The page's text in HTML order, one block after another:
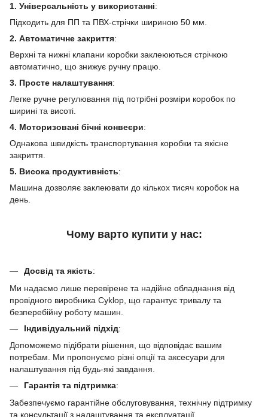
1. Універсальність у використанні:
Підходить для ПП та ПВХ-стрічки шириною 50 мм.
2. Автоматичне закриття:
Верхні та нижні клапани коробки заклеюються стрічкою
автоматично, що знижує ручну працю.
3. Просте налаштування:
Легке ручне регулювання під потрібні розміри коробок по
ширині та висоті.
4. Моторизовані бічні конвеєри:
Однакова швидкість транспортування коробки та якісне
закриття.
5. Висока продуктивність:
Машина дозволяє заклеювати до кількох тисяч коробок на
день.
Чому варто купити у нас:
Досвід та якість:
Ми надаємо лише перевірене та надійне обладнання від
провідного виробника Cyklop, що гарантує тривалу та
безперебійну роботу машин.
Індивідуальний підхід:
Допоможемо підібрати рішення, що відповідає вашим
потребам. Ми пропонуємо різні опції та аксесуари для
налаштування під будь-які завдання.
Гарантія та підтримка:
Забезпечуємо гарантійне обслуговування, технічну підтримку
та консультації з налаштування та експлуатації.